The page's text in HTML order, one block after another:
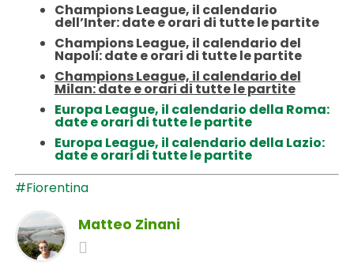
Champions League, il calendario
dell’Inter: date e orari di tutte le partite
Champions League, il calendario del
Napoli: date e orari di tutte le partite
Champions League, il calendario del
Milan: date e orari di tutte le partite
Europa League, il calendario della Roma:
date e orari di tutte le partite
Europa League, il calendario della Lazio:
date e orari di tutte le partite
#Fiorentina
Matteo Zinani